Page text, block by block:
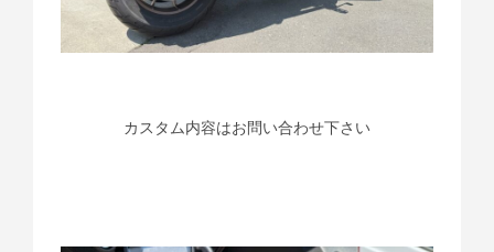
カスタム内容はお問い合わせ下さい